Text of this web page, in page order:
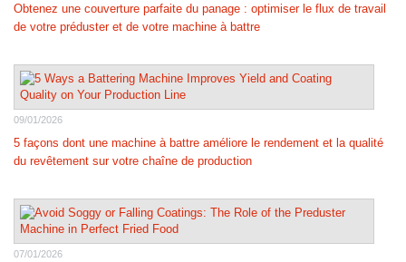
Obtenez une couverture parfaite du panage : optimiser le flux de travail
de votre préduster et de votre machine à battre
09/01/2026
5 façons dont une machine à battre améliore le rendement et la qualité
du revêtement sur votre chaîne de production
07/01/2026